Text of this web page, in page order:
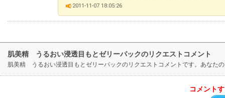
2011-11-07 18:05:26
肌美精 うるおい浸透目もとゼリーパックのリクエストコメント
肌美精 うるおい浸透目もとゼリーパックのリクエストコメントです。あなた
コメント